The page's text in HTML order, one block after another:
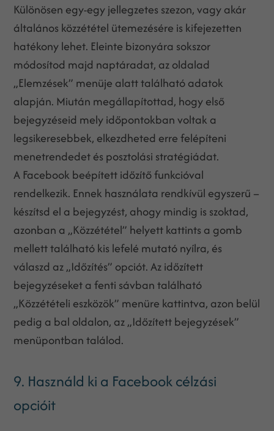
Különösen egy-egy jellegzetes szezon, vagy akár
általános közzététel ütemezésére is kifejezetten
hatékony lehet. Eleinte bizonyára sokszor
módosítod majd naptáradat, az oldalad
„Elemzések” menüje alatt található adatok
alapján. Miután megállapítottad, hogy első
bejegyzéseid mely időpontokban voltak a
legsikeresebbek, elkezdheted erre felépíteni
menetrendedet és posztolási stratégiádat.
A Facebook beépített időzítő funkcióval
rendelkezik. Ennek használata rendkívül egyszerű –
készítsd el a bejegyzést, ahogy mindig is szoktad,
azonban a „Közzététel” helyett kattints a gomb
mellett található kis lefelé mutató nyílra, és
válaszd az „Időzítés” opciót. Az időzített
bejegyzéseket a fenti sávban található
„Közzétételi eszközök” menüre kattintva, azon belül
pedig a bal oldalon, az „Időzített bejegyzések”
menüpontban találod.
9. Használd ki a Facebook célzási
opcióit